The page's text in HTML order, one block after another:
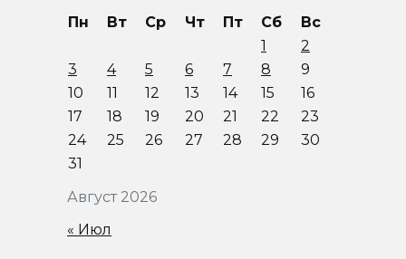
Август 2026
Пн Вт Ср Чт Пт Сб
Вс
1
2
3
4 5 6 7 8
9
10
11 12 13 14 15
16
17
18 19 20 21 22
23
24
25 26 27 28 29
30
31
« Июл